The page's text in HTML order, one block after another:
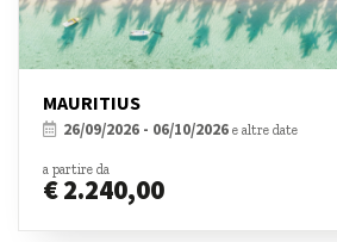
MAURITIUS
26/09/2026 - 06/10/2026e altre date
a partire da
€ 2.240,00